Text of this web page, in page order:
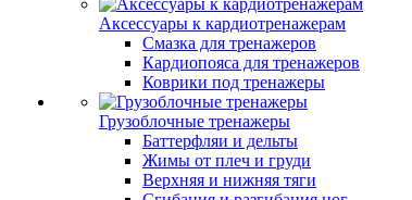
Аксессуары к кардиотренажерам
Смазка для тренажеров
Кардиопояса для тренажеров
Коврики под тренажеры
Грузоблочные тренажеры
Баттерфляи и дельты
Жимы от плеч и груди
Верхняя и нижняя тяги